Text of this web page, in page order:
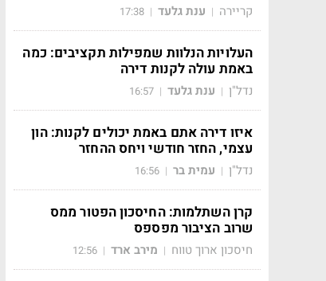
קריירה | ענת גלעד |
17:38
העלויות הנלוות שמפילות תקציבים: כמה
באמת עולה לקנות דירה
נדל"ן | ענת גלעד |
16:57
איזו דירה אתם באמת יכולים לקנות: הון
עצמי, החזר חודשי ויחס ההחזר
נדל"ן | עמית בר |
16:56
קרן השתלמות: החיסכון הפטור ממס
שרוב הציבור מפספס
חיסכון ארוך טווח | מירב ארד |
12:56